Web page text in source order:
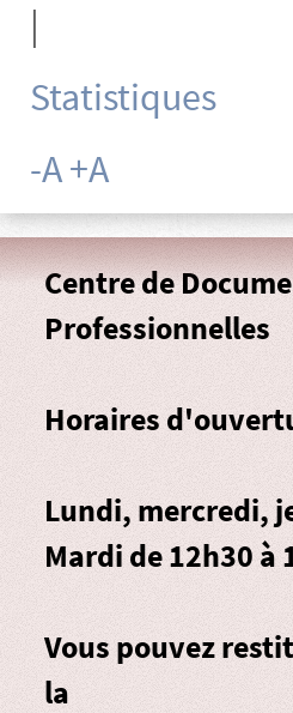
|
Statistiques
-A+A
Centre de
Professionnelles
Horaires
Lundi, mercredi,
Mardi de 12h30 à
Vous pouvez
la